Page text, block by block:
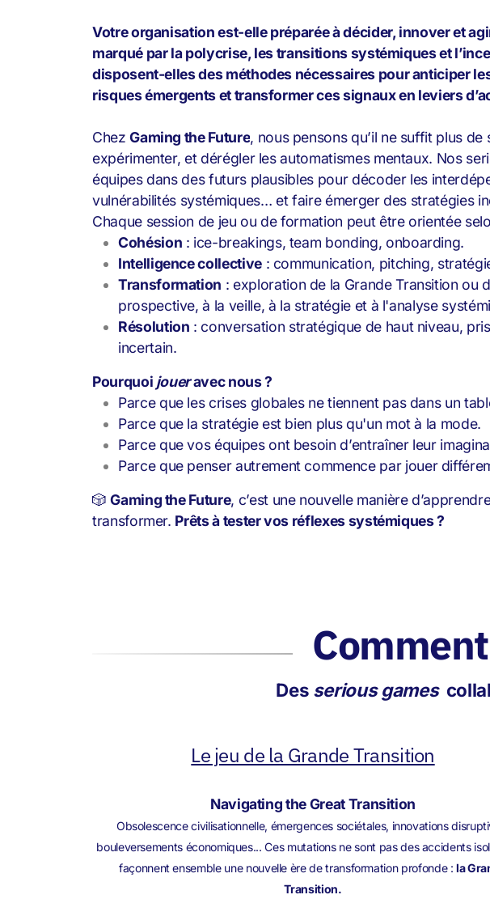
Votre organisation est-elle préparée à décider, innover et
marqué par la polycrise, les transitions systémiques et
disposent-elles des méthodes nécessaires pour anticiper
risques émergents et transformer ces signaux en leviers
ChezGaming the Future, nous pensons qu’il ne suffit plus de
expérimenter, et dérégler les automatismes mentaux. Nos
équipes dans des futurs plausibles pour décoder les
vulnérabilités systémiques… et faire émerger des stratégies
Chaque session de jeu ou de formation peut être orientée
Cohésion : ice-breakings, team bonding, onboarding.
Intelligence collective: communication, pitching,
Transformation : exploration de la Grande Transition ou
prospective, à la veille, à la stratégie et à l'analyse
Résolution : conversation stratégique de haut niveau,
incertain.
Pourquoi joueravec nous ?
Parce que les crises globales ne tiennent pas dans un
Parce que la stratégie est bien plus qu'un mot à la mode.
Parce que vos équipes ont besoin d’entraîner leur
Parce que penser autrement commence par jouer
🎲Gaming the Future, c’est une nouvelle manière
transformer. Prêts à tester vos réflexes systémiques ?
Des serious games
Le jeu de la Grande Transition
Navigating the Great Transition
Obsolescence civilisationnelle, émergences sociétales, innovations
bouleversements économiques... Ces mutations ne sont pas des accidents
façonnent ensemble une nouvelle ère de transformation profonde :la
Transition.